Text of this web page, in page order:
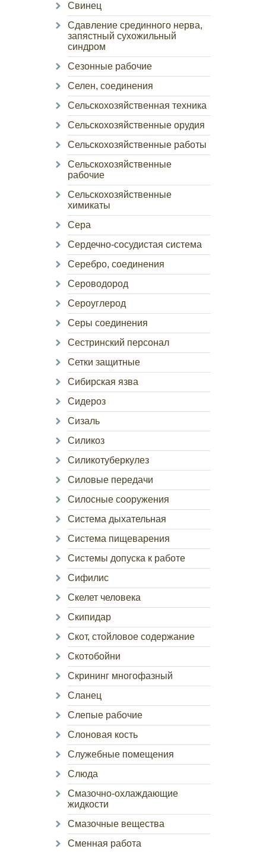
Свинец
Сдавление срединного нерва,
запястный сухожильный
синдром
Сезонные рабочие
Селен, соединения
Сельскохозяйственная техника
Сельскохозяйственные орудия
Сельскохозяйственные работы
Сельскохозяйственные
рабочие
Сельскохозяйственные
химикаты
Сера
Сердечно-сосудистая система
Серебро, соединения
Сероводород
Сероуглерод
Серы соединения
Сестринский персонал
Сетки защитные
Сибирская язва
Сидероз
Сизаль
Силикоз
Силикотуберкулез
Силовые передачи
Силосные сооружения
Система дыхательная
Система пищеварения
Системы допуска к работе
Сифилис
Скелет человека
Скипидар
Скот, стойловое содержание
Скотобойни
Скрининг многофазный
Сланец
Слепые рабочие
Слоновая кость
Служебные помещения
Слюда
Смазочно-охлаждающие
жидкости
Смазочные вещества
Сменная работа